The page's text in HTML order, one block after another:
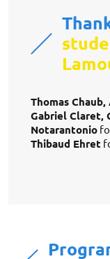
Thomas
Gabriel Claret,
Notarantonio
Thibaud Ehret